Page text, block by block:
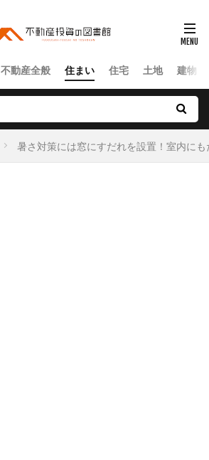
不動産全般 住まい 住宅 土地 建物
暑さ対策には窓にすだれを設置！室内に